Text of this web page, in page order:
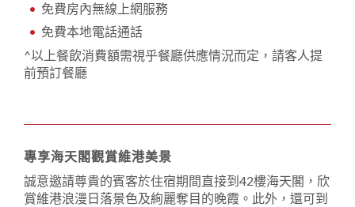
免費房內無線上網服務
免費本地電話通話
^以上餐飲消費額需視乎餐廳供應情況而定，請客人提
前預訂餐廳
專享海天閣觀賞維港美景
誠意邀請尊貴的賓客於住宿期間直接到42樓海天閣，欣
賞維港浪漫日落景色及絢麗奪目的晚霞。此外，還可到